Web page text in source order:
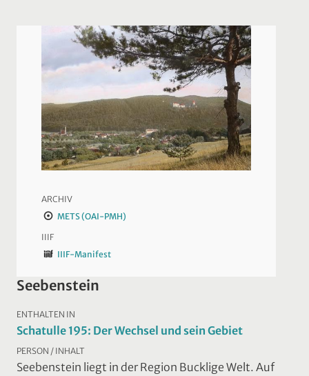
ARCHIV
METS (OAI-PMH)
IIIF
IIIF-Manifest
Seebenstein
ENTHALTEN IN
Schatulle 195: Der Wechsel und sein Gebiet
PERSON / INHALT
Seebenstein liegt in der Region Bucklige Welt. Auf